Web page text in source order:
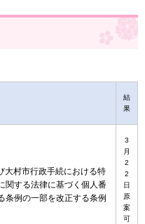
結
果
大村市行政手続における特
関する法律に基づく個人番
条例の一部を改正する条例
3
月
2
2
日
原
案
可